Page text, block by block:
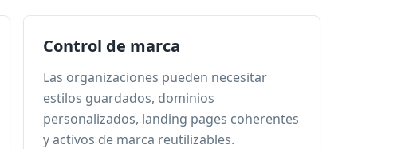
Control de marca
Las organizaciones pueden necesitar
estilos guardados, dominios
personalizados, landing pages coherentes
y activos de marca reutilizables.